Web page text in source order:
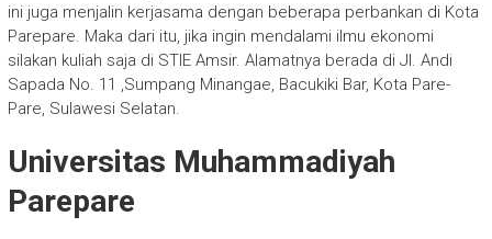
ini juga menjalin kerjasama dengan beberapa perbankan di Kota
Parepare. Maka dari itu, jika ingin mendalami ilmu ekonomi
silakan kuliah saja di STIE Amsir. Alamatnya berada di Jl. Andi
Sapada No. 11 ,Sumpang Minangae, Bacukiki Bar, Kota Pare-
Pare, Sulawesi Selatan.
Universitas Muhammadiyah
Parepare